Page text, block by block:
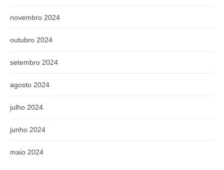
novembro 2024
outubro 2024
setembro 2024
agosto 2024
julho 2024
junho 2024
maio 2024